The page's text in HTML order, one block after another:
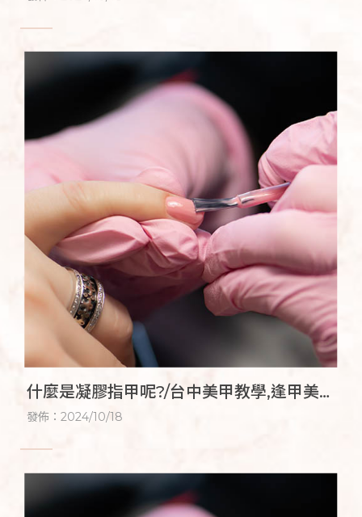
什麼是凝膠指甲呢?/台中美甲教學,逢甲美
甲課程,逢甲美甲教學,逢甲美甲師推薦
發佈：2024/10/18